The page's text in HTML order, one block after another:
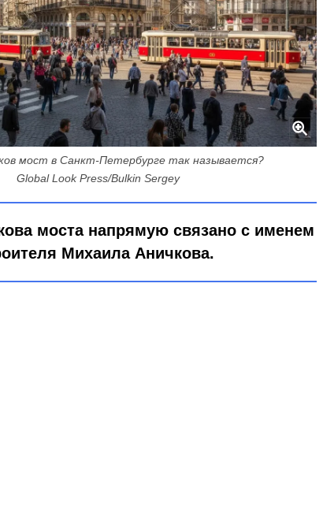
мост в Санкт-Петербурге так называется?
Global Look Press/Bulkin Sergey
моста напрямую связано с именем
Михаила Аничкова.